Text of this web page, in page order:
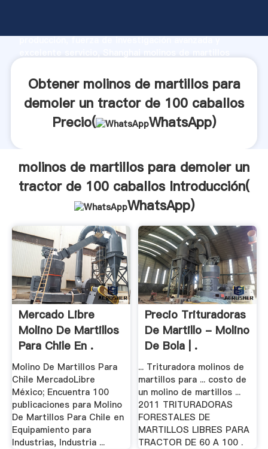
producción, fuerza de investigación avanzada y
crea el valor y aporta valores a todos los clientes.
Obtener molinos de martillos para
demoler un tractor de 100 caballos
Precio(
WhatsApp)
molinos de martillos para demoler un
tractor de 100 caballos Introducción(
WhatsApp)
Mercado Libre
Molino De Martillos
Para Chile En .
Molino De Martillos Para
Chile MercadoLibre
México; Encuentra 100
publicaciones para Molino
De Martillos Para Chile en
Equipamiento para
Industrias, Industria ...
Precio Trituradoras
De Martillo - Molino
De Bola | .
... Trituradora molinos de
martillos para ... costo de
un molino de martillos ...
2011 TRITURADORAS
FORESTALES DE
MARTILLOS LIBRES PARA
TRACTOR DE 60 A 100 .